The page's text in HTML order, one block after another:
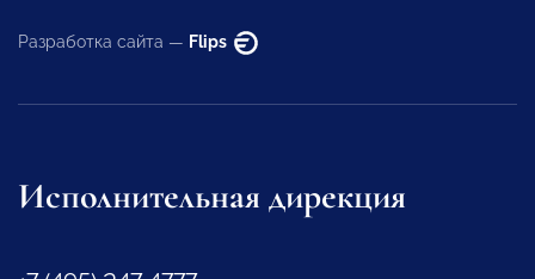
Разработка сайта — Flips
Исполнительная дирекция